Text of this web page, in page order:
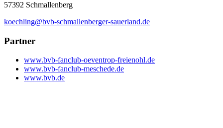
57392 Schmallenberg
koechling@bvb-schmallenberger-sauerland.de
Partner
www.bvb-fanclub-oeventrop-freienohl.de
www.bvb-fanclub-meschede.de
www.bvb.de